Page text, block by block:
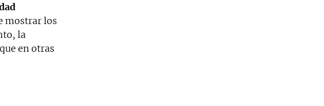
mostrar los
la
en otras